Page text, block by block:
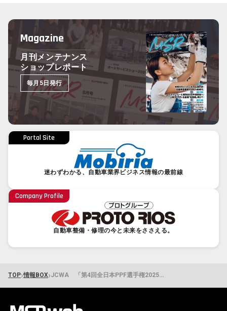
Magazine
月刊メンテナンス
ショップレポート
毎月5日発行
Portal Site
迷わずわかる、自動車業界ビジネス情報の最前線
Company Profile
自動車整備・修理の今と未来をささえる。
TOP›情報BOX› JCWA 「第4回全日本PPF選手権2025」開催